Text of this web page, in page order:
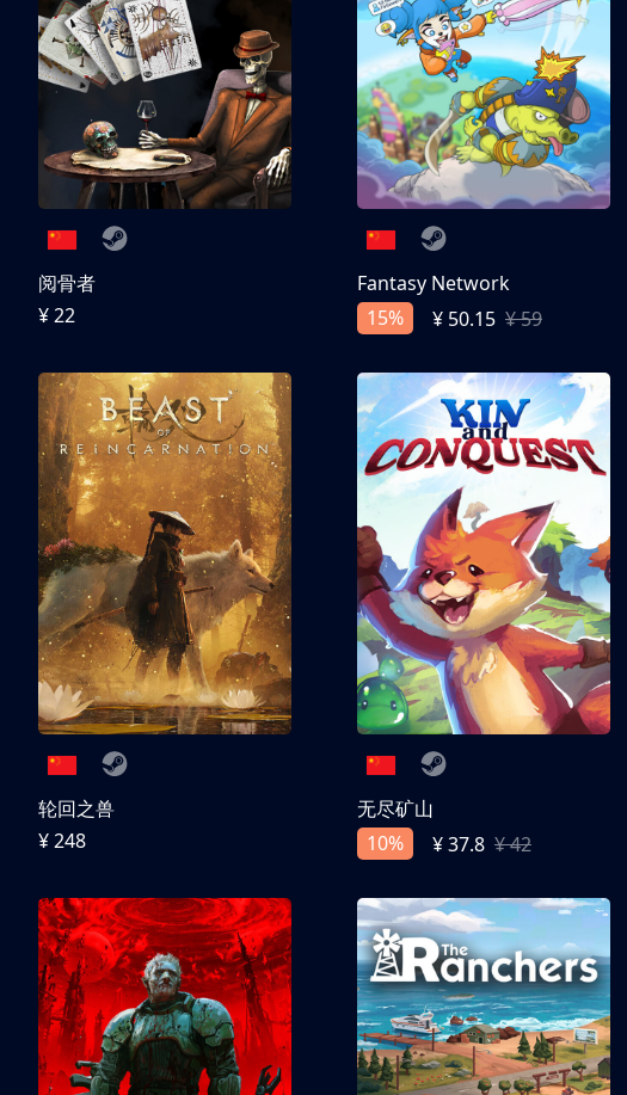
阅骨者
¥ 22
Fantasy Network
15%
¥ 50.15 ¥ 59
轮回之兽
¥ 248
无尽矿山
10%
¥ 37.8 ¥ 42